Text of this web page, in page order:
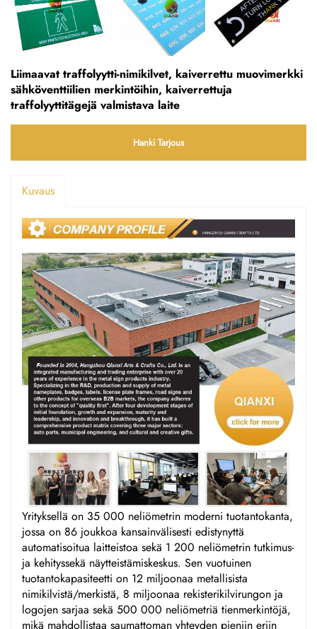
Liimaavat traffolyytti-nimikilvet, kaiverrettu muovimerkki
sähköventtiilien merkintöihin, kaiverrettuja
traffolyyttitägejä valmistava laite
Hanki Tarjous
Kuvaus
Yrityksellä on 35 000 neliömetrin moderni tuotantokanta,
jossa on 86 joukkoa kansainvälisesti edistynyttä
automatisoitua laitteistoa sekä 1 200 neliömetrin tutkimus-
ja kehityssekä näytteistämiskeskus. Sen vuotuinen
tuotantokapasiteetti on 12 miljoonaa metallisista
nimikilvistä/merkistä, 8 miljoonaa rekisterikilvirungon ja
logojen sarjaa sekä 500 000 neliömetriä tienmerkintöjä,
mikä mahdollistaa saumattoman yhteyden pieniin eriin